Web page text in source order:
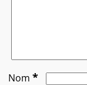
Nom*